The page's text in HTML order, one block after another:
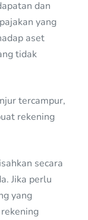
dan
yang
aset
tidak
tercampur,
rekening
secara
Jika perlu
yang